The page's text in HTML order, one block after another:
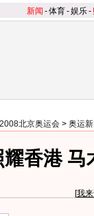
新闻 -体育-娱乐-
北京奥运会 > 奥运
香港 马
[我